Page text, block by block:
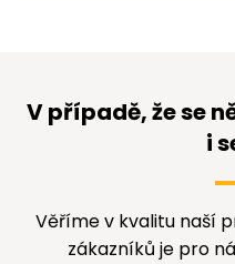
V případě, že se
i
Věříme v kvalitu naší
zákazníků je pro